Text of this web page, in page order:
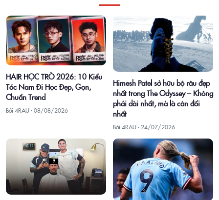
HAIR HỌC TRÒ 2026: 10 Kiểu
Tóc Nam Đi Học Đẹp, Gọn,
Chuẩn Trend
Bởi 4RAU ·08/08/2026
Himesh Patel sở hữu bộ râu đẹp
nhất trong The Odyssey – Không
phải dài nhất, mà là cân đối
nhất
Bởi 4RAU · 24/07/2026